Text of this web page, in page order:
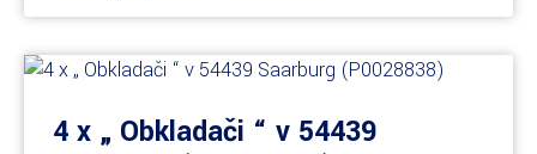
4 x „ Obkladači “ v 54439